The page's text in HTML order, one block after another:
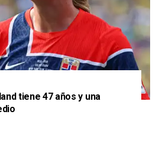
tiene 47 años y una